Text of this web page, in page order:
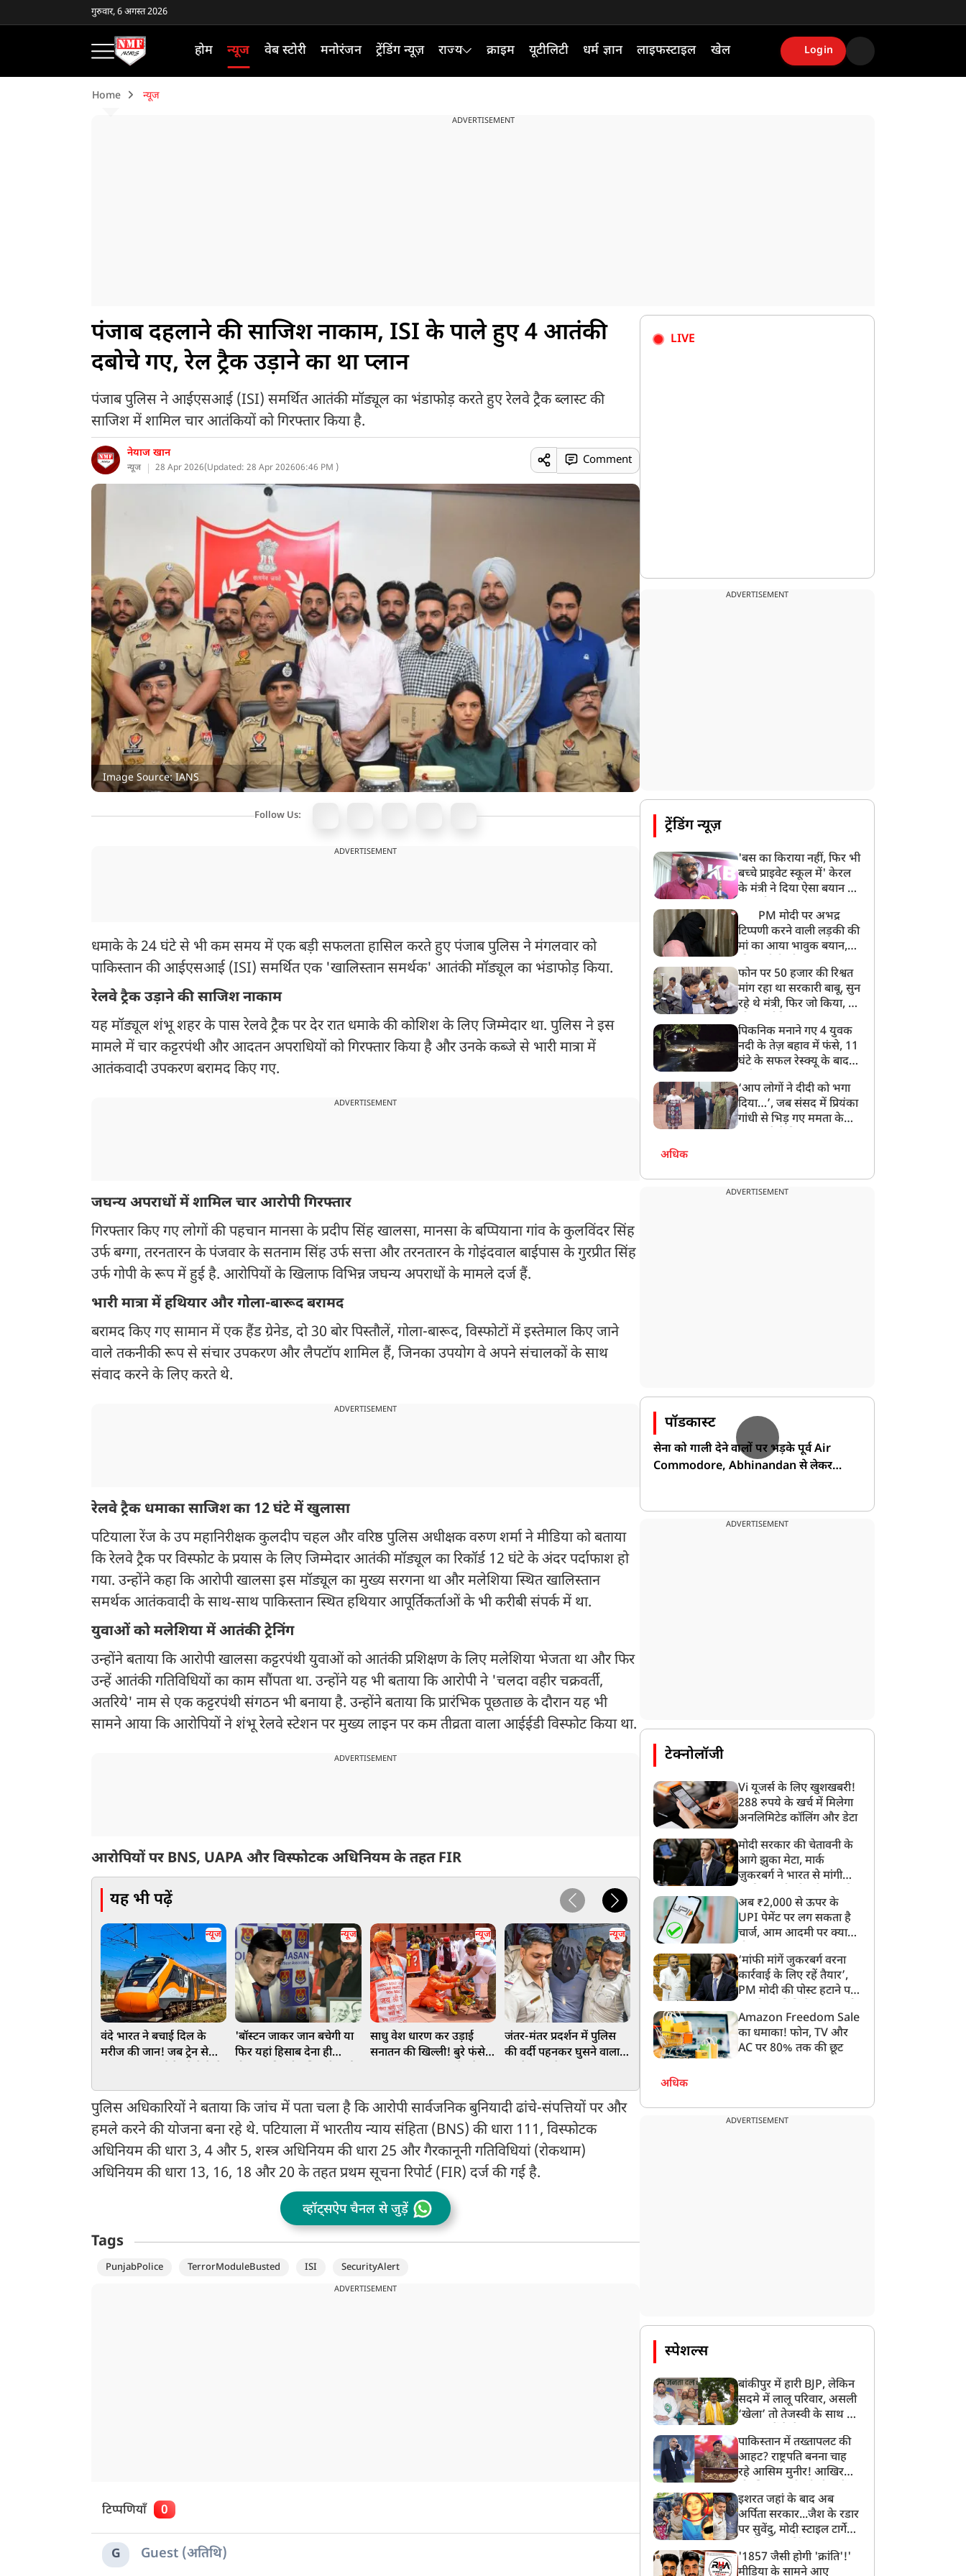
गुरुवार, 6 अगस्त 2026
होम न्यूज वेब स्टोरी मनोरंजन ट्रेंडिंग न्यूज़ राज्य क्राइम यूटीलिटी धर्म ज्ञान लाइफस्टाइल खेल Login
Home न्यूज
ADVERTISEMENT
पंजाब दहलाने की साजिश नाकाम, ISI के पाले हुए 4 आतंकी
दबोचे गए, रेल ट्रैक उड़ाने का था प्लान
पंजाब पुलिस ने आईएसआई (ISI) समर्थित आतंकी मॉड्यूल का भंडाफोड़ करते हुए रेलवे ट्रैक ब्लास्ट की
साजिश में शामिल चार आतंकियों को गिरफ्तार किया है.
नेयाज खान
न्यूज 28 Apr 2026(Updated: 28 Apr 202606:46 PM )
Comment
Image Source: IANS
Follow Us:
ADVERTISEMENT
धमाके के 24 घंटे से भी कम समय में एक बड़ी सफलता हासिल करते हुए पंजाब पुलिस ने मंगलवार को
पाकिस्तान की आईएसआई (ISI) समर्थित एक 'खालिस्तान समर्थक' आतंकी मॉड्यूल का भंडाफोड़ किया.
रेलवे ट्रैक उड़ाने की साजिश नाकाम
यह मॉड्यूल शंभू शहर के पास रेलवे ट्रैक पर देर रात धमाके की कोशिश के लिए जिम्मेदार था. पुलिस ने इस
मामले में चार कट्टरपंथी और आदतन अपराधियों को गिरफ्तार किया है और उनके कब्जे से भारी मात्रा में
आतंकवादी उपकरण बरामद किए गए.
ADVERTISEMENT
जघन्य अपराधों में शामिल चार आरोपी गिरफ्तार
गिरफ्तार किए गए लोगों की पहचान मानसा के प्रदीप सिंह खालसा, मानसा के बप्पियाना गांव के कुलविंदर सिंह
उर्फ बग्गा, तरनतारन के पंजवार के सतनाम सिंह उर्फ सत्ता और तरनतारन के गोइंदवाल बाईपास के गुरप्रीत सिंह
उर्फ गोपी के रूप में हुई है. आरोपियों के खिलाफ विभिन्न जघन्य अपराधों के मामले दर्ज हैं.
भारी मात्रा में हथियार और गोला-बारूद बरामद
बरामद किए गए सामान में एक हैंड ग्रेनेड, दो 30 बोर पिस्तौलें, गोला-बारूद, विस्फोटों में इस्तेमाल किए जाने
वाले तकनीकी रूप से संचार उपकरण और लैपटॉप शामिल हैं, जिनका उपयोग वे अपने संचालकों के साथ
संवाद करने के लिए करते थे.
ADVERTISEMENT
रेलवे ट्रैक धमाका साजिश का 12 घंटे में खुलासा
पटियाला रेंज के उप महानिरीक्षक कुलदीप चहल और वरिष्ठ पुलिस अधीक्षक वरुण शर्मा ने मीडिया को बताया
कि रेलवे ट्रैक पर विस्फोट के प्रयास के लिए जिम्मेदार आतंकी मॉड्यूल का रिकॉर्ड 12 घंटे के अंदर पर्दाफाश हो
गया. उन्होंने कहा कि आरोपी खालसा इस मॉड्यूल का मुख्य सरगना था और मलेशिया स्थित खालिस्तान
समर्थक आतंकवादी के साथ-साथ पाकिस्तान स्थित हथियार आपूर्तिकर्ताओं के भी करीबी संपर्क में था.
युवाओं को मलेशिया में आतंकी ट्रेनिंग
उन्होंने बताया कि आरोपी खालसा कट्टरपंथी युवाओं को आतंकी प्रशिक्षण के लिए मलेशिया भेजता था और फिर
उन्हें आतंकी गतिविधियों का काम सौंपता था. उन्होंने यह भी बताया कि आरोपी ने 'चलदा वहीर चक्रवर्ती,
अतरिये' नाम से एक कट्टरपंथी संगठन भी बनाया है. उन्होंने बताया कि प्रारंभिक पूछताछ के दौरान यह भी
सामने आया कि आरोपियों ने शंभू रेलवे स्टेशन पर मुख्य लाइन पर कम तीव्रता वाला आईईडी विस्फोट किया था.
ADVERTISEMENT
आरोपियों पर BNS, UAPA और विस्फोटक अधिनियम के तहत FIR
यह भी पढ़ें
न्यूज
वंदे भारत ने बचाई दिल के
मरीज की जान! जब ट्रेन से
न्यूज
'बॉस्टन जाकर जान बचेगी या
फिर यहां हिसाब देना ही
अल्टीमेटम
न्यूज
साधु वेश धारण कर उड़ाई
सनातन की खिल्ली! बुरे फंसे
FIR दर्ज
न्यूज
जंतर-मंतर प्रदर्शन में पुलिस
की वर्दी पहनकर घुसने वाला
न्यूज
केरल: भारी बारिश बनी लोगों
के मुसीबत, अब तक 21 की
आर्टिकल 370 हटाए जाने के
सात साल, जम्मू-कश्मीर में
पुलिस अधिकारियों ने बताया कि जांच में पता चला है कि आरोपी सार्वजनिक बुनियादी ढांचे-संपत्तियों पर और
हमले करने की योजना बना रहे थे. पटियाला में भारतीय न्याय संहिता (BNS) की धारा 111, विस्फोटक
अधिनियम की धारा 3, 4 और 5, शस्त्र अधिनियम की धारा 25 और गैरकानूनी गतिविधियां (रोकथाम)
अधिनियम की धारा 13, 16, 18 और 20 के तहत प्रथम सूचना रिपोर्ट (FIR) दर्ज की गई है.
व्हॉट्सऐप चैनल से जुड़ें
Tags
PunjabPolice TerrorModuleBusted ISI SecurityAlert
ADVERTISEMENT
टिप्पणियाँ 0
G Guest (अतिथि)
LIVE
ADVERTISEMENT
ट्रेंडिंग न्यूज़
'बस का किराया नहीं, फिर भी
बच्चे प्राइवेट स्कूल में' केरल
के मंत्री ने दिया ऐसा बयान की
PM मोदी पर अभद्र
टिप्पणी करने वाली लड़की की
मां का आया भावुक बयान,
बेटी को गोद लें प्रधानमंत्री
फोन पर 50 हजार की रिश्वत
मांग रहा था सरकारी बाबू, सुन
रहे थे मंत्री, फिर जो किया, वो
पिकनिक मनाने गए 4 युवक
नदी के तेज़ बहाव में फंसे, 11
घंटे के सफल रेस्क्यू के बाद
‘आप लोगों ने दीदी को भगा
दिया…’, जब संसद में प्रियंका
गांधी से भिड़ गए ममता के
अधिक
ADVERTISEMENT
पॉडकास्ट
सेना को गाली देने वालों पर भड़के पूर्व Air
Commodore, Abhinandan से लेकर
ADVERTISEMENT
टेक्नोलॉजी
Vi यूजर्स के लिए खुशखबरी!
288 रुपये के खर्च में मिलेगा
अनलिमिटेड कॉलिंग और डेटा
मोदी सरकार की चेतावनी के
आगे झुका मेटा, मार्क
ज़ुकरबर्ग ने भारत से मांगी
अब ₹2,000 से ऊपर के
UPI पेमेंट पर लग सकता है
चार्ज, आम आदमी पर क्या
‘मांफी मांगें जुकरबर्ग वरना
कार्रवाई के लिए रहें तैयार’,
PM मोदी की पोस्ट हटाने पर
लगाई फटकार
Amazon Freedom Sale
का धमाका! फोन, TV और
AC पर 80% तक की छूट
अधिक
ADVERTISEMENT
स्पेशल्स
बांकीपुर में हारी BJP, लेकिन
सदमे में लालू परिवार, असली
‘खेला’ तो तेजस्वी के साथ हो
पाकिस्तान में तख्तापलट की
आहट? राष्ट्रपति बनना चाह
रहे आसिम मुनीर! आखिर
बनाया मोहरा?
इशरत जहां के बाद अब
अर्पिता सरकार...जैश के रडार
पर सुवेंदु, मोदी स्टाइल टार्गेट
बड़ा एक्शन!
'1857 जैसी होगी 'क्रांति'!'
मीडिया के सामने आए